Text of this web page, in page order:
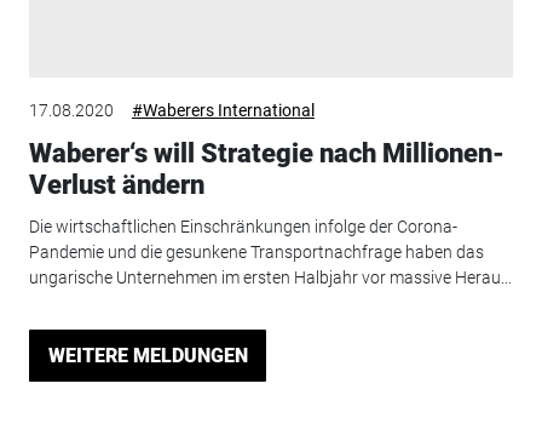
17.08.2020 #Waberers International
Waberer‘s will Strategie nach Millionen-
Verlust ändern
Die wirtschaftlichen Einschränkungen infolge der Corona-
Pandemie und die gesunkene Transportnachfrage haben das
ungarische Unternehmen im ersten Halbjahr vor massive Herau...
WEITERE MELDUNGEN